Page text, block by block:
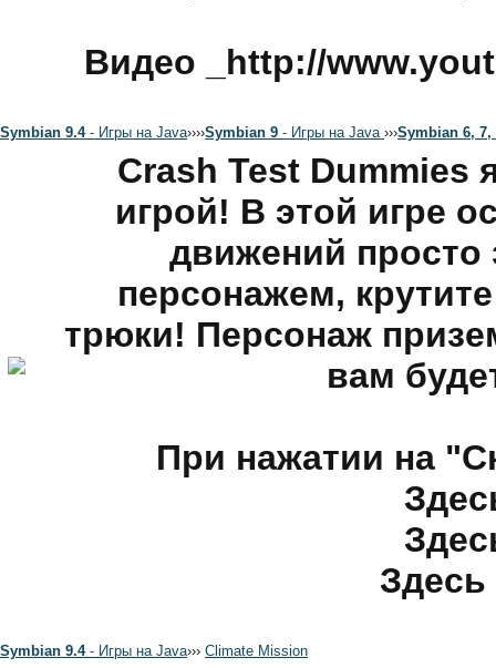
Видео _http://
Symbian 9.4- Игры на Java››››Symbian 9 - Игры на Java ›››Symbian 6, 7,
Crash Test Dummies
игрой! В этой игре
движений просто
персонажем,
трюки! Персонаж
вам
При нажатии на
Здесь
Symbian 9.4- Игры на Java››› Climate Mission